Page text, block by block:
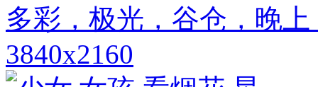
多彩，极光，谷仓，晚
3840x2160